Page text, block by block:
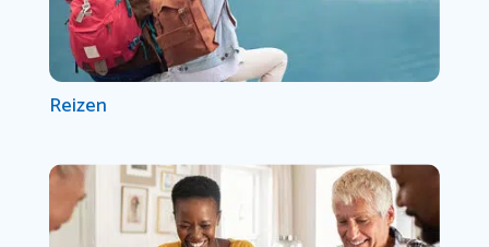
Reizen